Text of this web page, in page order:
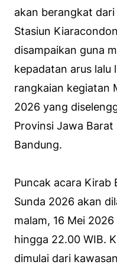
akan berangkat
Stasiun
disampaikan guna
kepadatan arus lalu
rangkaian kegiatan
2026 yang
Provinsi Jawa
Bandung.
Puncak acara Kirab
Sunda 2026 akan
malam, 16 Mei
hingga 22.00 WIB.
dimulai dari